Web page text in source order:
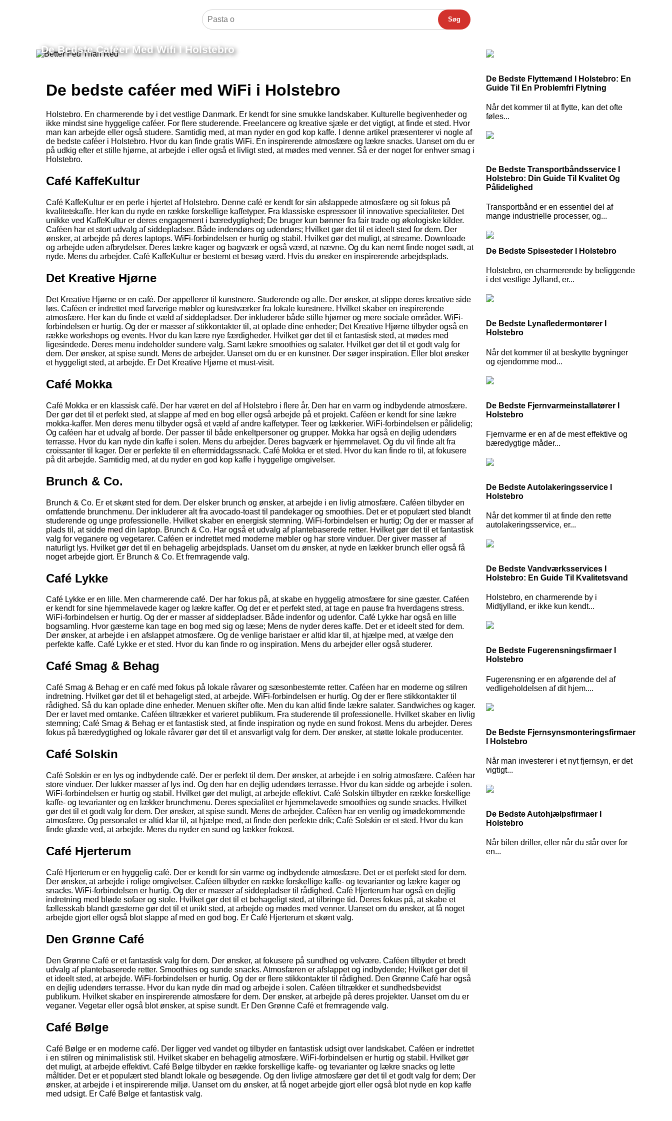
Søg
De Bedste Caféer Med Wifi I Holstebro
De bedste caféer med WiFi i Holstebro
Holstebro. En charmerende by i det vestlige Danmark. Er kendt for sine smukke landskaber. Kulturelle begivenheder og
ikke mindst sine hyggelige caféer. For flere studerende. Freelancere og kreative sjæle er det vigtigt, at finde et sted. Hvor
man kan arbejde eller også studere. Samtidig med, at man nyder en god kop kaffe. I denne artikel præsenterer vi nogle af
de bedste caféer i Holstebro. Hvor du kan finde gratis WiFi. En inspirerende atmosfære og lækre snacks. Uanset om du er
på udkig efter et stille hjørne, at arbejde i eller også et livligt sted, at mødes med venner. Så er der noget for enhver smag i
Holstebro.
Café KaffeKultur
Café KaffeKultur er en perle i hjertet af Holstebro. Denne café er kendt for sin afslappede atmosfære og sit fokus på
kvalitetskaffe. Her kan du nyde en række forskellige kaffetyper. Fra klassiske espressoer til innovative specialiteter. Det
unikke ved KaffeKultur er deres engagement i bæredygtighed; De bruger kun bønner fra fair trade og økologiske kilder.
Caféen har et stort udvalg af siddepladser. Både indendørs og udendørs; Hvilket gør det til et ideelt sted for dem. Der
ønsker, at arbejde på deres laptops. WiFi-forbindelsen er hurtig og stabil. Hvilket gør det muligt, at streame. Downloade
og arbejde uden afbrydelser. Deres lækre kager og bagværk er også værd, at nævne. Og du kan nemt finde noget sødt, at
nyde. Mens du arbejder. Café KaffeKultur er bestemt et besøg værd. Hvis du ønsker en inspirerende arbejdsplads.
Det Kreative Hjørne
Det Kreative Hjørne er en café. Der appellerer til kunstnere. Studerende og alle. Der ønsker, at slippe deres kreative side
løs. Caféen er indrettet med farverige møbler og kunstværker fra lokale kunstnere. Hvilket skaber en inspirerende
atmosfære. Her kan du finde et væld af siddepladser. Der inkluderer både stille hjørner og mere sociale områder. WiFi-
forbindelsen er hurtig. Og der er masser af stikkontakter til, at oplade dine enheder; Det Kreative Hjørne tilbyder også en
række workshops og events. Hvor du kan lære nye færdigheder. Hvilket gør det til et fantastisk sted, at mødes med
ligesindede. Deres menu indeholder sundere valg. Samt lækre smoothies og salater. Hvilket gør det til et godt valg for
dem. Der ønsker, at spise sundt. Mens de arbejder. Uanset om du er en kunstner. Der søger inspiration. Eller blot ønsker
et hyggeligt sted, at arbejde. Er Det Kreative Hjørne et must-visit.
Café Mokka
Café Mokka er en klassisk café. Der har været en del af Holstebro i flere år. Den har en varm og indbydende atmosfære.
Der gør det til et perfekt sted, at slappe af med en bog eller også arbejde på et projekt. Caféen er kendt for sine lækre
mokka-kaffer. Men deres menu tilbyder også et væld af andre kaffetyper. Teer og lækkerier. WiFi-forbindelsen er pålidelig;
Og caféen har et udvalg af borde. Der passer til både enkeltpersoner og grupper. Mokka har også en dejlig udendørs
terrasse. Hvor du kan nyde din kaffe i solen. Mens du arbejder. Deres bagværk er hjemmelavet. Og du vil finde alt fra
croissanter til kager. Der er perfekte til en eftermiddagssnack. Café Mokka er et sted. Hvor du kan finde ro til, at fokusere
på dit arbejde. Samtidig med, at du nyder en god kop kaffe i hyggelige omgivelser.
Brunch & Co.
Brunch & Co. Er et skønt sted for dem. Der elsker brunch og ønsker, at arbejde i en livlig atmosfære. Caféen tilbyder en
omfattende brunchmenu. Der inkluderer alt fra avocado-toast til pandekager og smoothies. Det er et populært sted blandt
studerende og unge professionelle. Hvilket skaber en energisk stemning. WiFi-forbindelsen er hurtig; Og der er masser af
plads til, at sidde med din laptop. Brunch & Co. Har også et udvalg af plantebaserede retter. Hvilket gør det til et fantastisk
valg for veganere og vegetarer. Caféen er indrettet med moderne møbler og har store vinduer. Der giver masser af
naturligt lys. Hvilket gør det til en behagelig arbejdsplads. Uanset om du ønsker, at nyde en lækker brunch eller også få
noget arbejde gjort. Er Brunch & Co. Et fremragende valg.
Café Lykke
Café Lykke er en lille. Men charmerende café. Der har fokus på, at skabe en hyggelig atmosfære for sine gæster. Caféen
er kendt for sine hjemmelavede kager og lækre kaffer. Og det er et perfekt sted, at tage en pause fra hverdagens stress.
WiFi-forbindelsen er hurtig. Og der er masser af siddepladser. Både indenfor og udenfor. Café Lykke har også en lille
bogsamling. Hvor gæsterne kan tage en bog med sig og læse; Mens de nyder deres kaffe. Det er et ideelt sted for dem.
Der ønsker, at arbejde i en afslappet atmosfære. Og de venlige baristaer er altid klar til, at hjælpe med, at vælge den
perfekte kaffe. Café Lykke er et sted. Hvor du kan finde ro og inspiration. Mens du arbejder eller også studerer.
Café Smag & Behag
Café Smag & Behag er en café med fokus på lokale råvarer og sæsonbestemte retter. Caféen har en moderne og stilren
indretning. Hvilket gør det til et behageligt sted, at arbejde. WiFi-forbindelsen er hurtig. Og der er flere stikkontakter til
rådighed. Så du kan oplade dine enheder. Menuen skifter ofte. Men du kan altid finde lækre salater. Sandwiches og kager.
Der er lavet med omtanke. Caféen tiltrækker et varieret publikum. Fra studerende til professionelle. Hvilket skaber en livlig
stemning; Café Smag & Behag er et fantastisk sted, at finde inspiration og nyde en sund frokost. Mens du arbejder. Deres
fokus på bæredygtighed og lokale råvarer gør det til et ansvarligt valg for dem. Der ønsker, at støtte lokale producenter.
Café Solskin
Café Solskin er en lys og indbydende café. Der er perfekt til dem. Der ønsker, at arbejde i en solrig atmosfære. Caféen har
store vinduer. Der lukker masser af lys ind. Og den har en dejlig udendørs terrasse. Hvor du kan sidde og arbejde i solen.
WiFi-forbindelsen er hurtig og stabil. Hvilket gør det muligt, at arbejde effektivt. Café Solskin tilbyder en række forskellige
kaffe- og tevarianter og en lækker brunchmenu. Deres specialitet er hjemmelavede smoothies og sunde snacks. Hvilket
gør det til et godt valg for dem. Der ønsker, at spise sundt. Mens de arbejder. Caféen har en venlig og imødekommende
atmosfære. Og personalet er altid klar til, at hjælpe med, at finde den perfekte drik; Café Solskin er et sted. Hvor du kan
finde glæde ved, at arbejde. Mens du nyder en sund og lækker frokost.
Café Hjerterum
Café Hjerterum er en hyggelig café. Der er kendt for sin varme og indbydende atmosfære. Det er et perfekt sted for dem.
Der ønsker, at arbejde i rolige omgivelser. Caféen tilbyder en række forskellige kaffe- og tevarianter og lækre kager og
snacks. WiFi-forbindelsen er hurtig. Og der er masser af siddepladser til rådighed. Café Hjerterum har også en dejlig
indretning med bløde sofaer og stole. Hvilket gør det til et behageligt sted, at tilbringe tid. Deres fokus på, at skabe et
fællesskab blandt gæsterne gør det til et unikt sted, at arbejde og mødes med venner. Uanset om du ønsker, at få noget
arbejde gjort eller også blot slappe af med en god bog. Er Café Hjerterum et skønt valg.
Den Grønne Café
Den Grønne Café er et fantastisk valg for dem. Der ønsker, at fokusere på sundhed og velvære. Caféen tilbyder et bredt
udvalg af plantebaserede retter. Smoothies og sunde snacks. Atmosfæren er afslappet og indbydende; Hvilket gør det til
et ideelt sted, at arbejde. WiFi-forbindelsen er hurtig. Og der er flere stikkontakter til rådighed. Den Grønne Café har også
en dejlig udendørs terrasse. Hvor du kan nyde din mad og arbejde i solen. Caféen tiltrækker et sundhedsbevidst
publikum. Hvilket skaber en inspirerende atmosfære for dem. Der ønsker, at arbejde på deres projekter. Uanset om du er
veganer. Vegetar eller også blot ønsker, at spise sundt. Er Den Grønne Café et fremragende valg.
Café Bølge
Café Bølge er en moderne café. Der ligger ved vandet og tilbyder en fantastisk udsigt over landskabet. Caféen er indrettet
i en stilren og minimalistisk stil. Hvilket skaber en behagelig atmosfære. WiFi-forbindelsen er hurtig og stabil. Hvilket gør
det muligt, at arbejde effektivt. Café Bølge tilbyder en række forskellige kaffe- og tevarianter og lækre snacks og lette
måltider. Det er et populært sted blandt lokale og besøgende. Og den livlige atmosfære gør det til et godt valg for dem; Der
ønsker, at arbejde i et inspirerende miljø. Uanset om du ønsker, at få noget arbejde gjort eller også blot nyde en kop kaffe
med udsigt. Er Café Bølge et fantastisk valg.
De Bedste Flyttemænd I Holstebro: En
Guide Til En Problemfri Flytning
Når det kommer til at flytte, kan det ofte
føles...
De Bedste Transportbåndsservice I
Holstebro: Din Guide Til Kvalitet Og
Pålidelighed
Transportbånd er en essentiel del af
mange industrielle processer, og...
De Bedste Spisesteder I Holstebro
Holstebro, en charmerende by beliggende
i det vestlige Jylland, er...
De Bedste Lynafledermontører I
Holstebro
Når det kommer til at beskytte bygninger
og ejendomme mod...
De Bedste Fjernvarmeinstallatører I
Holstebro
Fjernvarme er en af de mest effektive og
bæredygtige måder...
De Bedste Autolakeringsservice I
Holstebro
Når det kommer til at finde den rette
autolakeringsservice, er...
De Bedste Vandværksservices I
Holstebro: En Guide Til Kvalitetsvand
Holstebro, en charmerende by i
Midtjylland, er ikke kun kendt...
De Bedste Fugerensningsfirmaer I
Holstebro
Fugerensning er en afgørende del af
vedligeholdelsen af dit hjem....
De Bedste Fjernsynsmonteringsfirmaer
I Holstebro
Når man investerer i et nyt fjernsyn, er det
vigtigt...
De Bedste Autohjælpsfirmaer I
Holstebro
Når bilen driller, eller når du står over for
en...